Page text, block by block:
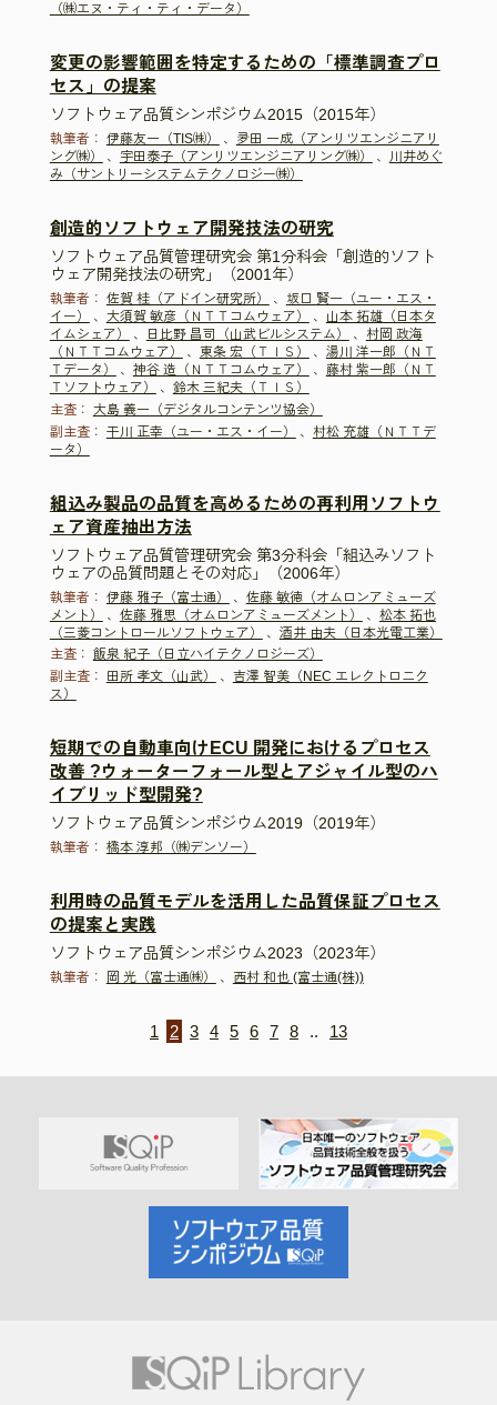
（㈱エヌ・ティ・ティ・データ）
変更の影響範囲を特定するための「標準調査プロ
セス」の提案
ソフトウェア品質シンポジウム2015（2015年）
執筆者： 伊藤友一（TIS㈱） 、 夛田 一成（アンリツエンジニアリ
ング㈱）
、 宇田泰子（アンリツエンジニアリング㈱） 、 川井めぐ
み（サントリーシステムテクノロジー㈱）
創造的ソフトウェア開発技法の研究
ソフトウェア品質管理研究会 第1分科会「創造的ソフト
ウェア開発技法の研究」（2001年）
執筆者： 佐賀 桂（アドイン研究所） 、 坂口 賢一（ユー・エス・
イー）
、 大須賀 敏彦（ＮＴＴコムウェア） 、 山本 拓雄（日本タ
イムシェア）
、 日比野 昌司（山武ビルシステム） 、 村岡 政海
（ＮＴＴコムウェア）
、 東条 宏（ＴＩＳ） 、 湯川 洋一郎（ＮＴ
Ｔデータ）
、 神谷 造（ＮＴＴコムウェア） 、 藤村 紫一郎（ＮＴ
Ｔソフトウェア）
、 鈴木 三紀夫（ＴＩＳ）
主査： 大島 義一（デジタルコンテンツ協会）
副主査： 干川 正幸（ユー・エス・イー） 、 村松 充雄（ＮＴＴデ
ータ）
組込み製品の品質を高めるための再利用ソフトウ
ェア資産抽出方法
ソフトウェア品質管理研究会 第3分科会「組込みソフト
ウェアの品質問題とその対応」（2006年）
執筆者： 伊藤 雅子（富士通） 、 佐藤 敏徳（オムロンアミューズ
メント）
、 佐藤 雅思（オムロンアミューズメント） 、 松本 拓也
（三菱コントロールソフトウェア）
、 酒井 由夫（日本光電工業）
主査： 飯泉 紀子（日立ハイテクノロジーズ）
副主査：
田所 孝文（山武） 、 吉澤 智美（NEC エレクトロニク
ス）
短期での自動車向けECU 開発におけるプロセス
改善 ?ウォーターフォール型とアジャイル型のハ
イブリッド型開発?
ソフトウェア品質シンポジウム2019（2019年）
執筆者： 橋本 淳邦（㈱デンソー）
利用時の品質モデルを活用した品質保証プロセス
の提案と実践
ソフトウェア品質シンポジウム2023（2023年）
執筆者： 岡 光（富士通㈱） 、 西村 和也 (富士通(株))
1 2 3 4 5 6 7 8 .. 13